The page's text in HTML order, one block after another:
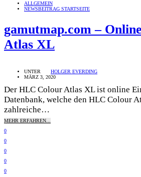
ALLGEMEIN
NEWSBEITRAG STARTSEITE
gamutmap.com –
Atlas XL
UNTER
HOLGER EVERDING
MÄRZ 3, 2020
Der HLC Colour Atlas XL ist online
Datenbank, welche den HLC Colour
zahlreiche…
MEHR ERFAHREN...
0
0
0
0
0